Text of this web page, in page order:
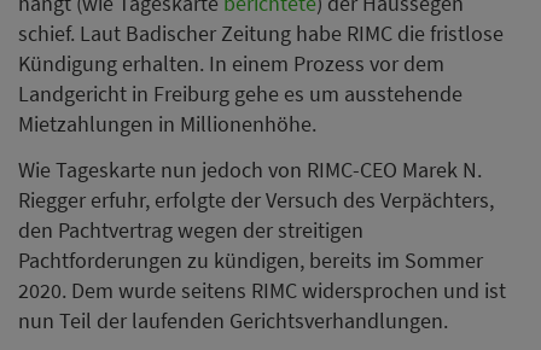
schief. Laut Badischer Zeitung habe RIMC die fristlose
Kündigung erhalten. In einem Prozess vor dem
Landgericht in Freiburg gehe es um ausstehende
Mietzahlungen in Millionenhöhe.
Wie Tageskarte nun jedoch von RIMC-CEO Marek N.
Riegger erfuhr, erfolgte der Versuch des Verpächters,
den Pachtvertrag wegen der streitigen
Pachtforderungen zu kündigen, bereits im Sommer
2020. Dem wurde seitens RIMC widersprochen und ist
nun Teil der laufenden Gerichtsverhandlungen.